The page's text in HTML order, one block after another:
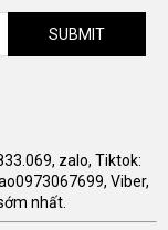
SUBMIT
zalo, Tiktok:
Viber,
nhất.